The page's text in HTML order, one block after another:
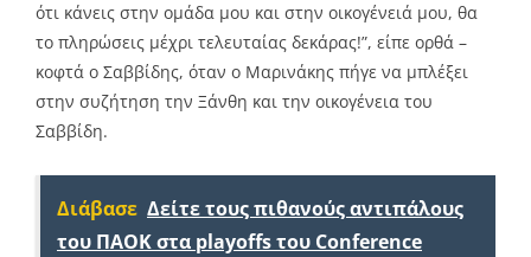
ότι κάνεις στην ομάδα μου και στην οικογένειά μου, θα
το πληρώσεις μέχρι τελευταίας δεκάρας!”, είπε ορθά –
κοφτά ο Σαββίδης, όταν ο Μαρινάκης πήγε να μπλέξει
στην συζήτηση την Ξάνθη και την οικογένεια του
Σαββίδη.
Διάβασε Δείτε τους πιθανούς αντιπάλους
του ΠΑΟΚ στα playoffs του Conference